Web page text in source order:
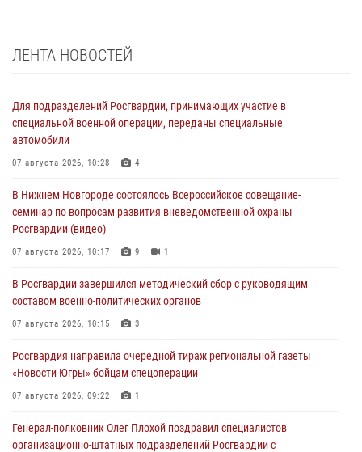
ЛЕНТА НОВОСТЕЙ
Для подразделений Росгвардии, принимающих участие в
специальной военной операции, переданы специальные
автомобили
07 августа 2026, 10:28 4
В Нижнем Новгороде состоялось Всероссийское совещание-
семинар по вопросам развития вневедомственной охраны
Росгвардии (видео)
07 августа 2026, 10:17 9 1
В Росгвардии завершился методический сбор с руководящим
составом военно-политических органов
07 августа 2026, 10:15 3
Росгвардия направила очередной тираж региональной газеты
«Новости Югры» бойцам спецоперации
07 августа 2026, 09:22 1
Генерал-полковник Олег Плохой поздравил специалистов
организационно-штатных подразделений Росгвардии с